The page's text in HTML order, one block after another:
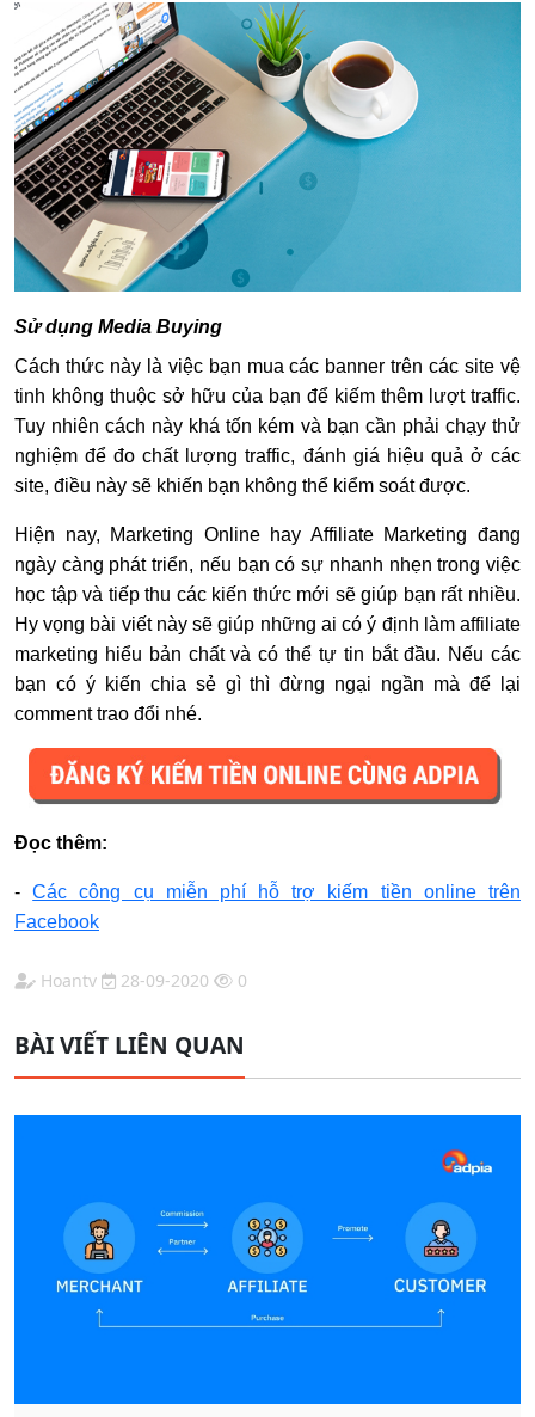
Sử dụng Media Buying
Cách thức này là việc bạn mua các banner trên các site vệ
tinh không thuộc sở hữu của bạn để kiếm thêm lượt traffic.
Tuy nhiên cách này khá tốn kém và bạn cần phải chạy thử
nghiệm để đo chất lượng traffic, đánh giá hiệu quả ở các
site, điều này sẽ khiến bạn không thể kiểm soát được.
Hiện nay, Marketing Online hay Affiliate Marketing đang
ngày càng phát triển, nếu bạn có sự nhanh nhẹn trong việc
học tập và tiếp thu các kiến thức mới sẽ giúp bạn rất nhiều.
Hy vọng bài viết này sẽ giúp những ai có ý định làm affiliate
marketing hiểu bản chất và có thể tự tin bắt đầu. Nếu các
bạn có ý kiến chia sẻ gì thì đừng ngại ngần mà để lại
comment trao đổi nhé.
Đọc thêm:
-Các công cụ miễn phí hỗ trợ kiếm tiền online trên
Facebook
Hoantv 28-09-2020 0
BÀI VIẾT LIÊN QUAN